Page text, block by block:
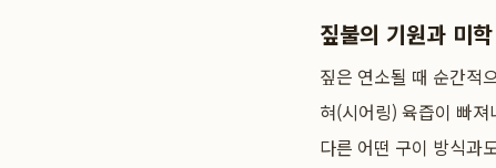
짚불의 기원과 미학
짚은 연소될 때 순간적
혀(시어링) 육즙이 빠
다른 어떤 구이 방식과